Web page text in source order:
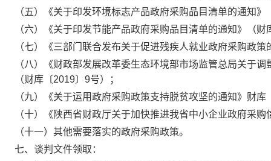
（五）《关于印发环境标志产品政府采购品目清单的通知
（六）《关于印发节能产品政府采购品目清单的通知》（
（七）《三部门联合发布关于促进残疾人就业政府采购政
（八）《财政部发展改革委生态环境部市场监管总局关于
（财库〔2019〕9号）；
（九）《关于运用政府采购政策支持脱贫攻坚的通知》财库
（十）《陕西省财政厅关于加快推进我省中小企业政府采
（十一）其他需要落实的政府采购政策。
七、谈判文件领取：